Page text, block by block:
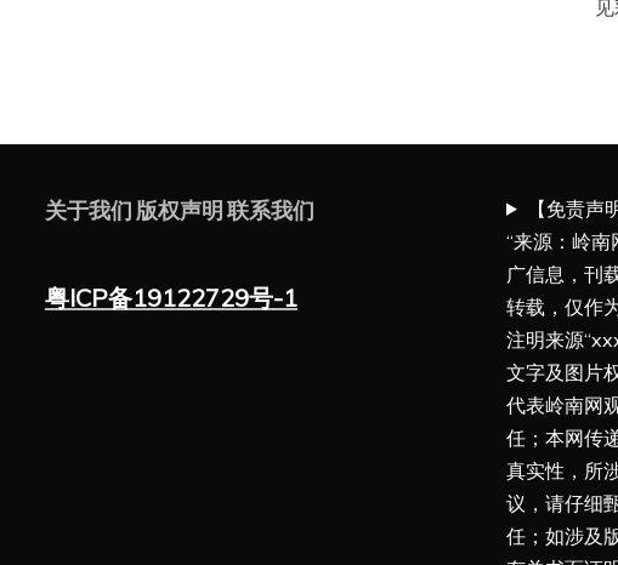
关于我们 版权声明 联系我们
粤ICP备19122729号-1
【免责
“来源：岭南
广信息，刊
转载，仅作
注明来源
文字及图片
代表岭南网
任；本网传
真实性，所
议，请仔细
任；如涉及